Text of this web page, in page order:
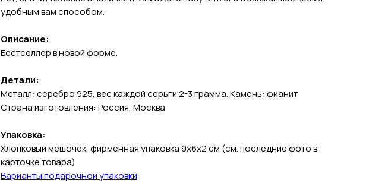
удобным вам способом.
Описание:
Бестселлер в новой форме.
Детали:
Металл: серебро 925, вес каждой серьги 2-3 грамма. Камень: фианит
Страна изготовления: Россия, Москва
Упаковка:
Хлопковый мешочек, фирменная упаковка 9х6х2 см (см. последние фото в
карточке товара)
Варианты подарочной упаковки